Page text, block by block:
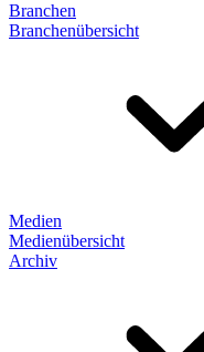
Branchen
Branchenübersicht
Medien
Medienübersicht
Archiv